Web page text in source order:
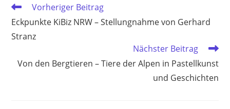
Weitere
ansehen
Vorheriger Beitrag
Eckpunkte KiBiz NRW – Stellungnahme von Gerhard
Stranz
Nächster Beitrag
Von den Bergtieren – Tiere der Alpen in Pastellkunst
und Geschichten